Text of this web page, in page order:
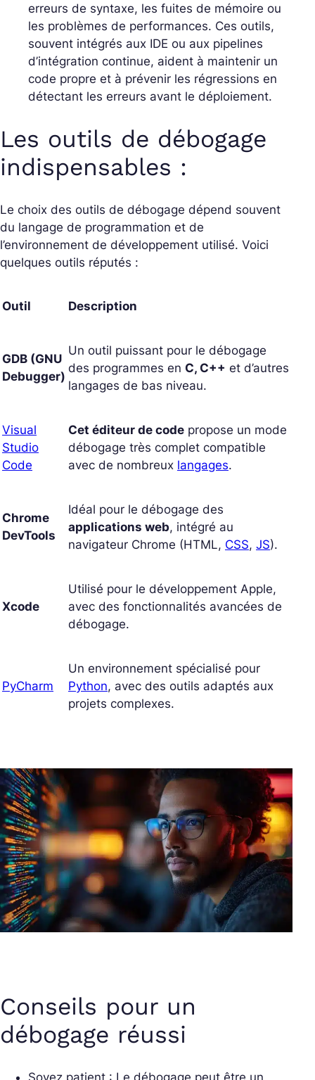
erreurs de syntaxe, les fuites de mémoire ou
les problèmes de performances. Ces outils,
souvent intégrés aux IDE ou aux pipelines
d’intégration continue, aident à maintenir un
code propre et à prévenir les régressions en
détectant les erreurs avant le déploiement.
Les outils de débogage
indispensables :
Le choix des outils de débogage dépend souvent
du langage de programmation et de
l’environnement de développement utilisé. Voici
quelques outils réputés :
Outil Description
GDB (GNU
Debugger)
Un outil puissant pour le débogage
des programmes en C, C++ et d’autres
langages de bas niveau.
Visual
Studio
Code
Cet éditeur de code propose un mode
débogage très complet compatible
avec de nombreux langages.
Chrome
DevTools
Idéal pour le débogage des
applications web, intégré au
navigateur Chrome (HTML, CSS, JS).
Xcode
Utilisé pour le développement Apple,
avec des fonctionnalités avancées de
débogage.
PyCharm
Un environnement spécialisé pour
Python, avec des outils adaptés aux
projets complexes.
Conseils pour un
débogage réussi